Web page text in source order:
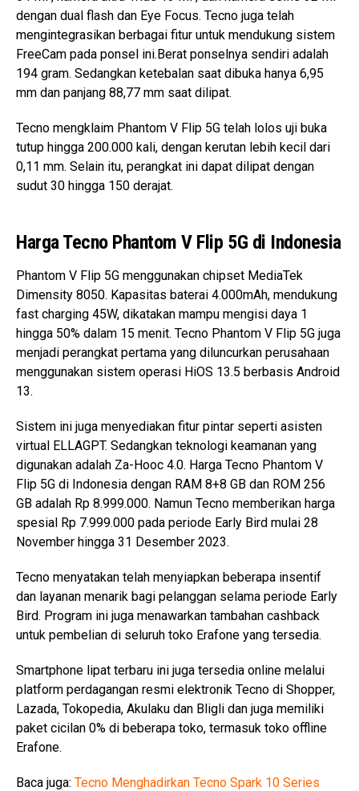
dengan dual flash dan Eye Focus. Tecno juga telah
mengintegrasikan berbagai fitur untuk mendukung sistem
FreeCam pada ponsel ini.Berat ponselnya sendiri adalah
194 gram. Sedangkan ketebalan saat dibuka hanya 6,95
mm dan panjang 88,77 mm saat dilipat.
Tecno mengklaim Phantom V Flip 5G telah lolos uji buka
tutup hingga 200.000 kali, dengan kerutan lebih kecil dari
0,11 mm. Selain itu, perangkat ini dapat dilipat dengan
sudut 30 hingga 150 derajat.
Harga Tecno Phantom V Flip 5G di Indonesia
Phantom V Flip 5G menggunakan chipset MediaTek
Dimensity 8050. Kapasitas baterai 4.000mAh, mendukung
fast charging 45W, dikatakan mampu mengisi daya 1
hingga 50% dalam 15 menit. Tecno Phantom V Flip 5G juga
menjadi perangkat pertama yang diluncurkan perusahaan
menggunakan sistem operasi HiOS 13.5 berbasis Android
13.
Sistem ini juga menyediakan fitur pintar seperti asisten
virtual ELLAGPT. Sedangkan teknologi keamanan yang
digunakan adalah Za-Hooc 4.0. Harga Tecno Phantom V
Flip 5G di Indonesia dengan RAM 8+8 GB dan ROM 256
GB adalah Rp 8.999.000. Namun Tecno memberikan harga
spesial Rp 7.999.000 pada periode Early Bird mulai 28
November hingga 31 Desember 2023.
Tecno menyatakan telah menyiapkan beberapa insentif
dan layanan menarik bagi pelanggan selama periode Early
Bird. Program ini juga menawarkan tambahan cashback
untuk pembelian di seluruh toko Erafone yang tersedia.
Smartphone lipat terbaru ini juga tersedia online melalui
platform perdagangan resmi elektronik Tecno di Shopper,
Lazada, Tokopedia, Akulaku dan Bligli dan juga memiliki
paket cicilan 0% di beberapa toko, termasuk toko offline
Erafone.
Baca juga: Tecno Menghadirkan Tecno Spark 10 Series